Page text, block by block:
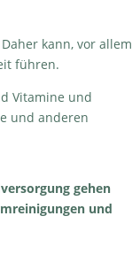
kann, vor allem
führen.
Vitamine und
und anderen
gehen
und